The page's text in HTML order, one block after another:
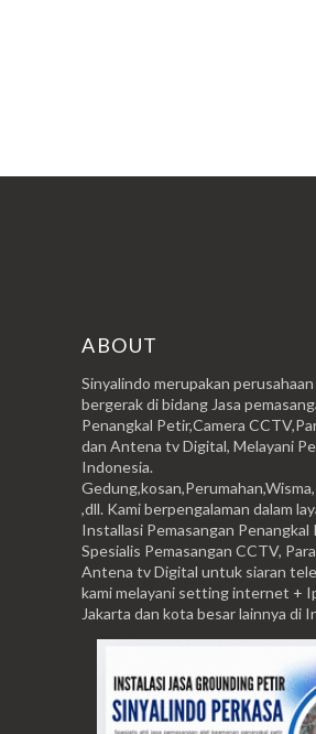
ABOUT
Sinyalindo merupakan
bergerak di bidang Jasa
Penangkal Petir,Camera
dan Antena tv Digital, Melayani
Indonesia.
,dll. Kami berpengalaman dalam
Installasi Pemasangan Penangkal
Spesialis Pemasangan CCTV,
Antena tv Digital untuk siaran
kami melayani setting internet +
Jakarta dan kota besar lainnya di